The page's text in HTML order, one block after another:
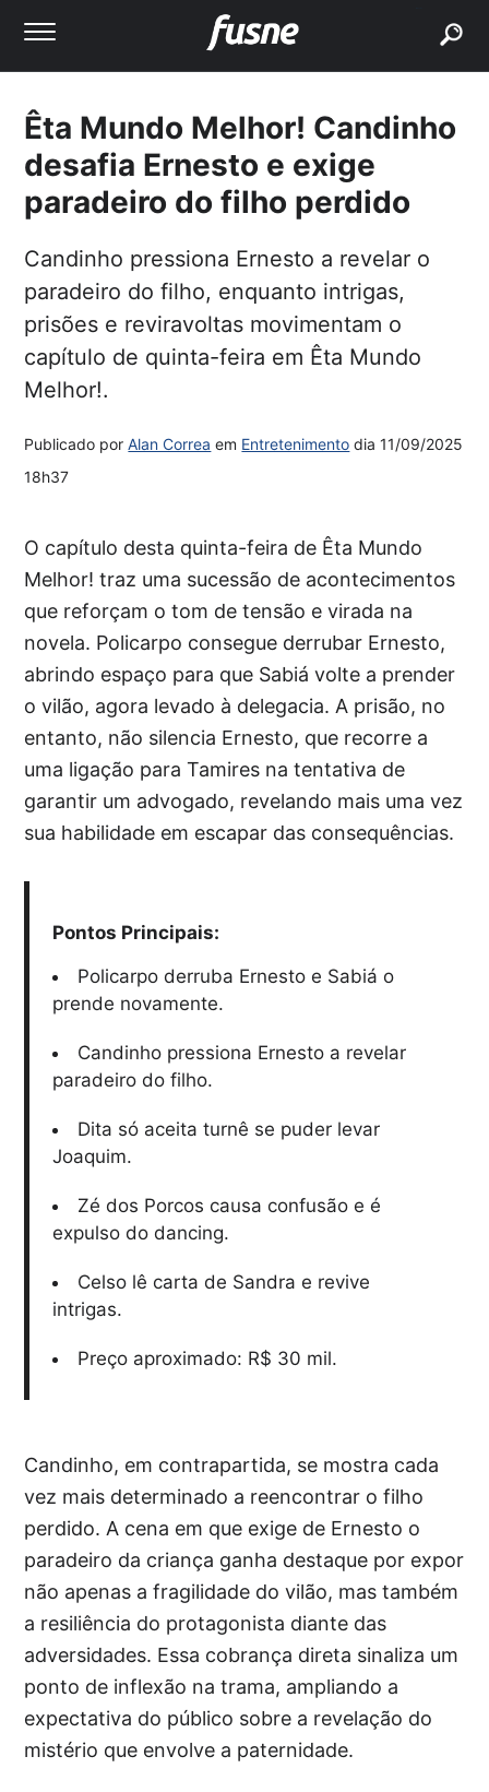
Êta Mundo Melhor! Candinho
desafia Ernesto e exige
paradeiro do filho perdido
Candinho pressiona Ernesto a revelar o
paradeiro do filho, enquanto intrigas,
prisões e reviravoltas movimentam o
capítulo de quinta-feira em Êta Mundo
Melhor!.
Publicado porAlan Correa em Entretenimento dia11/09/2025
18h37
O capítulo desta quinta-feira de Êta Mundo
Melhor! traz uma sucessão de acontecimentos
que reforçam o tom de tensão e virada na
novela. Policarpo consegue derrubar Ernesto,
abrindo espaço para que Sabiá volte a prender
o vilão, agora levado à delegacia. A prisão, no
entanto, não silencia Ernesto, que recorre a
uma ligação para Tamires na tentativa de
garantir um advogado, revelando mais uma vez
sua habilidade em escapar das consequências.
Pontos Principais:
Policarpo derruba Ernesto e Sabiá o
prende novamente.
Candinho pressiona Ernesto a revelar
paradeiro do filho.
Dita só aceita turnê se puder levar
Joaquim.
Zé dos Porcos causa confusão e é
expulso do dancing.
Celso lê carta de Sandra e revive
intrigas.
Preço aproximado: R$ 30 mil.
Candinho, em contrapartida, se mostra cada
vez mais determinado a reencontrar o filho
perdido. A cena em que exige de Ernesto o
paradeiro da criança ganha destaque por expor
não apenas a fragilidade do vilão, mas também
a resiliência do protagonista diante das
adversidades. Essa cobrança direta sinaliza um
ponto de inflexão na trama, ampliando a
expectativa do público sobre a revelação do
mistério que envolve a paternidade.